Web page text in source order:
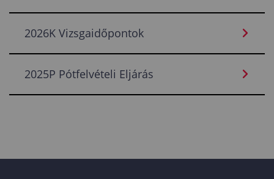
2026K Vizsgaidőpontok
2025P Pótfelvételi Eljárás